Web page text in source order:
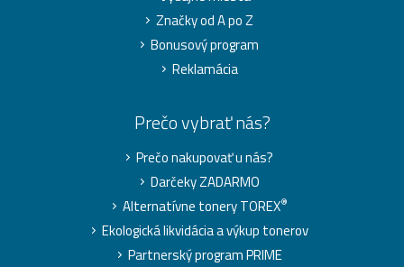
Značky od A po Z
Bonusový program
Reklamácia
Prečo vybrať nás?
Prečo nakupovať u nás?
Darčeky ZADARMO
Alternatívne tonery TOREX®
Ekologická likvidácia a výkup tonerov
Partnerský program PRIME